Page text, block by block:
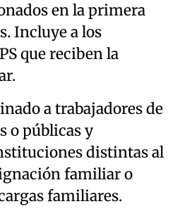
en la primera
Incluye a los
que reciben la
a trabajadores de
o públicas y
distintas al
familiar o
familiares.